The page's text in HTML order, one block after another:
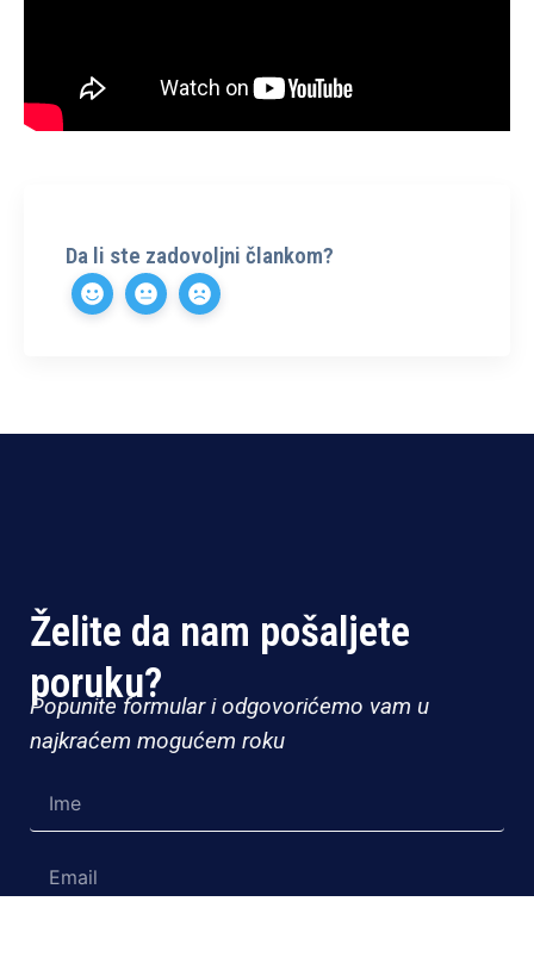
Da li ste zadovoljni člankom?
Želite da nam pošaljete
poruku?
Popunite formular i odgovorićemo vam u
najkraćem mogućem roku
Ime
Email